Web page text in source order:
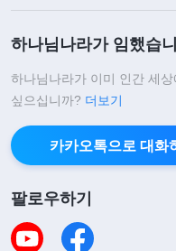
테 쥐를 잡지 말라고
겠느냐?(옳지 않습
다.)이런 요구는 분명
공허하다.
(＜말씀ㆍ
구란 무엇인가(6)＞ 중에
은 모두 이기적이어서
계산하고 생각하며,
하나님나라가 임했습
하나님나라가 이미 인간 세
싶으십니까? 더보기
카카오톡으로 대화
팔로우하기